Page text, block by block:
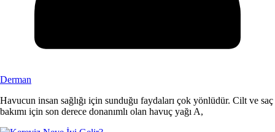
Derman
Havucun insan sağlığı için sunduğu faydaları çok yönlüdür. Cilt ve saç
bakımı için son derece donanımlı olan havuç yağı A,